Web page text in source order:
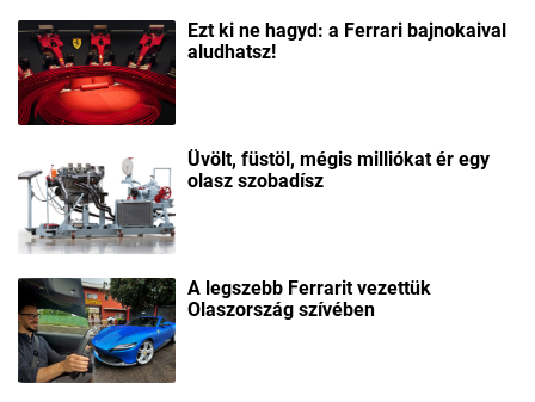
Ezt ki ne hagyd: a Ferrari bajnokaival
aludhatsz!
Üvölt, füstöl, mégis milliókat ér egy
olasz szobadísz
A legszebb Ferrarit vezettük
Olaszország szívében